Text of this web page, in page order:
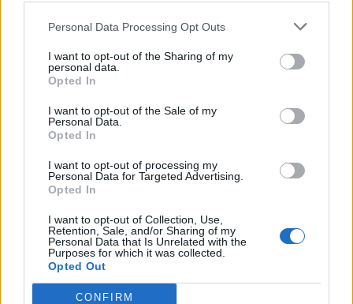
Personal Data Processing Opt Outs
I want to opt-out of the Sharing of my
personal data.
Opted In
I want to opt-out of the Sale of my
Personal Data.
Opted In
I want to opt-out of processing my
Personal Data for Targeted Advertising.
Opted In
I want to opt-out of Collection, Use,
Retention, Sale, and/or Sharing of my
Personal Data that Is Unrelated with the
Purposes for which it was collected.
Opted Out
CONFIRM
Via Confalonieri, 5
Castronno
Tutti gli eventi
diagosto
Valeria Arini
valeria.arini@legnanonews.com
Noi di LegnanoNews abbiamo a cuore l'informazione del
nostro territorio e cerchiamo di essere sempre in prima
PIÙ INFORMAZIONI SU
legnano